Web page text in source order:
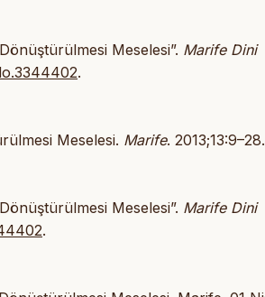
Meselesi”. Marife Dini
.
Meselesi. Marife. 2013;13:9–28.
Meselesi”. Marife Dini
.